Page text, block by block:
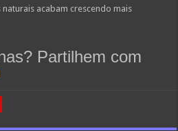
naturais acabam crescendo mais
Partilhem com